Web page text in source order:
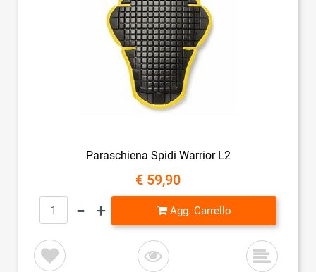
Paraschiena Spidi Warrior L2
€ 59,90
Quantità
Agg. Carrello